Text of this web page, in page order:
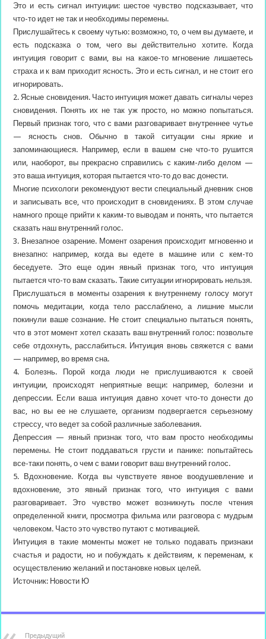
Это и есть сигнал интуиции: шестое чувство подсказывает, что
что-то идет не так и необходимы перемены.
Прислушайтесь к своему чутью: возможно, то, о чем вы думаете, и
есть подсказка о том, чего вы действительно хотите. Когда
интуиция говорит с вами, вы на какое-то мгновение лишаетесь
страха и к вам приходит ясность. Это и есть сигнал, и не стоит его
игнорировать.
2. Ясные сновидения. Часто интуиция может давать сигналы через
сновидения. Понять их не так уж просто, но можно попытаться.
Первый признак того, что с вами разговаривает внутреннее чутье
— ясность снов. Обычно в такой ситуации сны яркие и
запоминающиеся. Например, если в вашем сне что-то рушится
или, наоборот, вы прекрасно справились с каким-либо делом —
это ваша интуиция, которая пытается что-то до вас донести.
Многие психологи рекомендуют вести специальный дневник снов
и записывать все, что происходит в сновидениях. В этом случае
намного проще прийти к каким-то выводам и понять, что пытается
сказать наш внутренний голос.
3. Внезапное озарение. Момент озарения происходит мгновенно и
внезапно: например, когда вы едете в машине или с кем-то
беседуете. Это еще один явный признак того, что интуиция
пытается что-то вам сказать. Такие ситуации игнорировать нельзя.
Прислушаться в моменты озарения к внутреннему голосу могут
помочь медитации, когда тело расслаблено, а лишние мысли
покинули ваше сознание. Не стоит специально пытаться понять,
что в этот момент хотел сказать ваш внутренний голос: позвольте
себе отдохнуть, расслабиться. Интуиция вновь свяжется с вами
— например, во время сна.
4. Болезнь. Порой когда люди не прислушиваются к своей
интуиции, происходят неприятные вещи: например, болезни и
депрессии. Если ваша интуиция давно хочет что-то донести до
вас, но вы ее не слушаете, организм подвергается серьезному
стрессу, что ведет за собой различные заболевания.
Депрессия — явный признак того, что вам просто необходимы
перемены. Не стоит поддаваться грусти и панике: попытайтесь
все-таки понять, о чем с вами говорит ваш внутренний голос.
5. Вдохновение. Когда вы чувствуете явное воодушевление и
вдохновение, это явный признак того, что интуиция с вами
разговаривает. Это чувство может возникнуть после чтения
определенной книги, просмотра фильма или разговора с мудрым
человеком. Часто это чувство путают с мотивацией.
Интуиция в такие моменты может не только подавать признаки
счастья и радости, но и побуждать к действиям, к переменам, к
осуществлению желаний и постановке новых целей.
Источник: Новости Ю
Предыдущий